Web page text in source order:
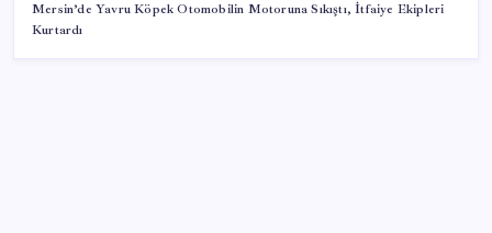
Mersin’de Yavru Köpek Otomobilin Motoruna Sıkıştı, İtfaiye Ekipleri
Kurtardı